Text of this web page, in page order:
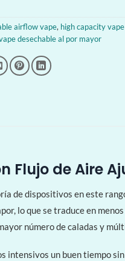
airflow vape, high capacity
desechable al por mayor
Flujo de Aire
de dispositivos en este
lo que se traduce en
número de caladas y
un buen tiempo